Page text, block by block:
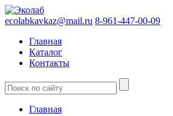
ecolabkavkaz@mail.ru 8-961-447-00-09
Главная
Каталог
Контакты
Главная